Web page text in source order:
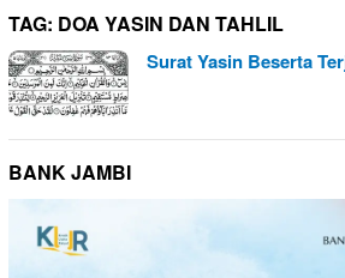
TAG: DOA YASIN DAN TAHLIL
Surat Yasin Beserta
BANK JAMBI